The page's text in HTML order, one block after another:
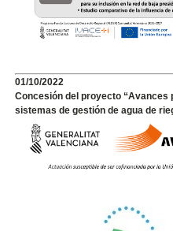
01/10/2022
Concesión del proyecto
sistemas de gestión de agua de